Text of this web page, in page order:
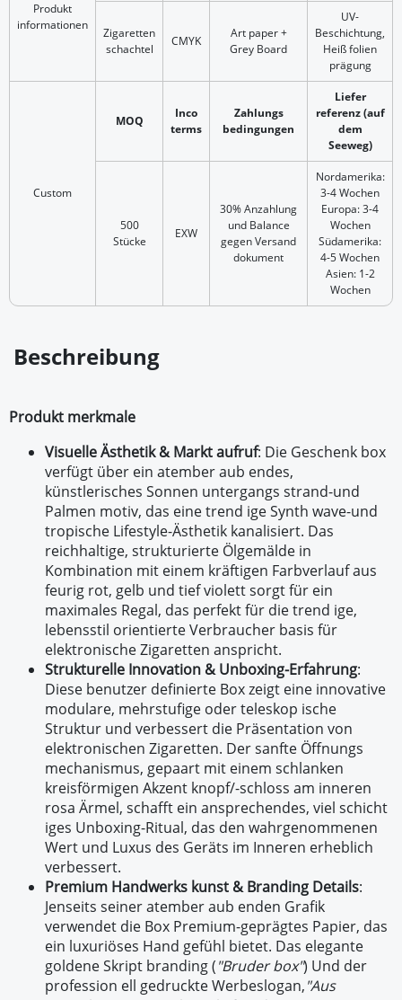
Produkt
informationen
Zigaretten
schachtel
CMYK
Art paper +
Grey Board
UV-
Beschichtung,
Heiß folien
prägung
Custom
MOQ
Inco
terms
Zahlungs
bedingungen
Liefer
referenz (auf
dem
Seeweg)
500
Stücke
EXW
30% Anzahlung
und Balance
gegen Versand
dokument
Nordamerika:
3-4 Wochen
Europa: 3-4
Wochen
Südamerika:
4-5 Wochen
Asien: 1-2
Wochen
Beschreibung
Produkt merkmale
Visuelle Ästhetik & Markt aufruf: Die Geschenk box
verfügt über ein atember aub endes,
künstlerisches Sonnen untergangs strand-und
Palmen motiv, das eine trend ige Synth wave-und
tropische Lifestyle-Ästhetik kanalisiert. Das
reichhaltige, strukturierte Ölgemälde in
Kombination mit einem kräftigen Farbverlauf aus
feurig rot, gelb und tief violett sorgt für ein
maximales Regal, das perfekt für die trend ige,
lebensstil orientierte Verbraucher basis für
elektronische Zigaretten anspricht.
Strukturelle Innovation & Unboxing-Erfahrung:
Diese benutzer definierte Box zeigt eine innovative
modulare, mehrstufige oder teleskop ische
Struktur und verbessert die Präsentation von
elektronischen Zigaretten. Der sanfte Öffnungs
mechanismus, gepaart mit einem schlanken
kreisförmigen Akzent knopf/-schloss am inneren
rosa Ärmel, schafft ein ansprechendes, viel schicht
iges Unboxing-Ritual, das den wahrgenommenen
Wert und Luxus des Geräts im Inneren erheblich
verbessert.
Premium Handwerks kunst & Branding Details:
Jenseits seiner atember aub enden Grafik
verwendet die Box Premium-geprägtes Papier, das
ein luxuriöses Hand gefühl bietet. Das elegante
goldene Skript branding ("Bruder box") Und der
profession ell gedruckte Werbeslogan,"Aus